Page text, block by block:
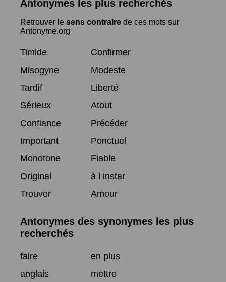
Antonymes les plus recherchés
Retrouver le sens contraire de ces mots sur
Antonyme.org
Timide
Confirmer
Misogyne
Modeste
Tardif
Liberté
Sérieux
Atout
Confiance
Précéder
Important
Ponctuel
Monotone
Fiable
Original
à l instar
Trouver
Amour
Antonymes des synonymes les plus
recherchés
faire
en plus
anglais
mettre